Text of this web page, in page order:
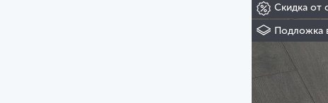
Скидка от
Подложка